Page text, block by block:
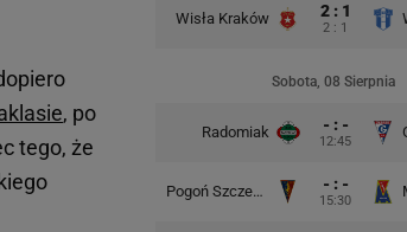
, po
tego, że
Wisła Kraków 2 : 1
2 : 1
Sobota, 08 Sierpnia
Radomiak - : -
12:45
Pogoń Szczecin - : -
15:30